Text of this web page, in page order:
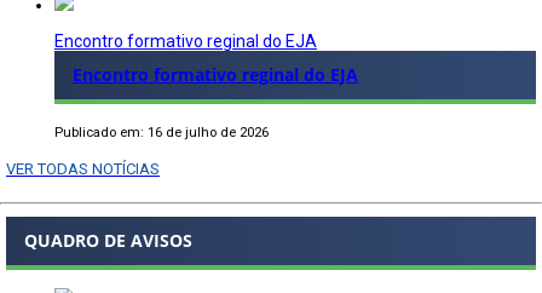
Encontro formativo reginal do EJA
Encontro formativo reginal do EJA
Publicado em: 16 de julho de 2026
VER TODAS NOTÍCIAS
QUADRO DE AVISOS